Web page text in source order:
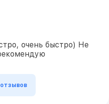
очень быстро) Не